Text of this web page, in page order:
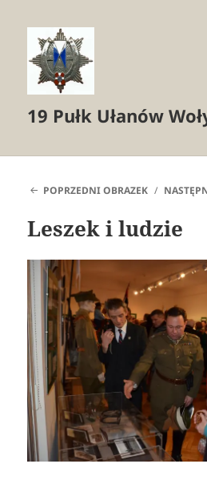
19 Pułk Ułanów
POPRZEDNI OBRAZEK
Leszek i ludzie